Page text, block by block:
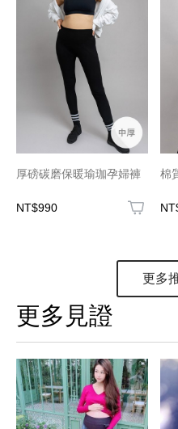
厚磅碳磨保暖瑜珈孕婦褲
NT$990
棉
更多
更多見證